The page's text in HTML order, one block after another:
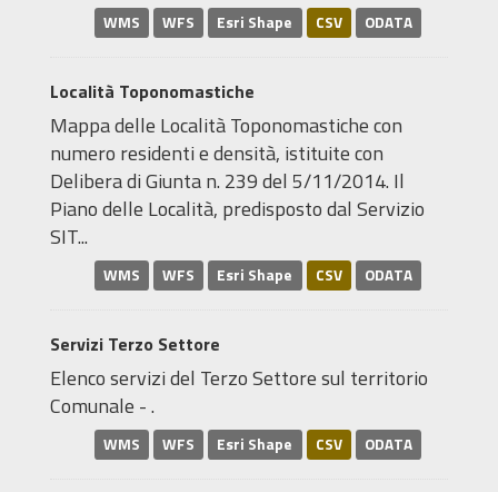
WMS WFS Esri Shape CSV ODATA
Località Toponomastiche
Mappa delle Località Toponomastiche con
numero residenti e densità, istituite con
Delibera di Giunta n. 239 del 5/11/2014. Il
Piano delle Località, predisposto dal Servizio
SIT...
WMS WFS Esri Shape CSV ODATA
Servizi Terzo Settore
Elenco servizi del Terzo Settore sul territorio
Comunale - .
WMS WFS Esri Shape CSV ODATA